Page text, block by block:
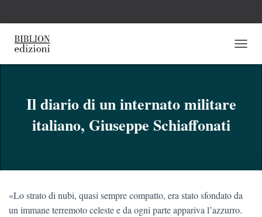
A
G
Il diario di un internato militare
italiano, Giuseppe Schiaffonati
«Lo strato di nubi, quasi sempre compatto, era stato sfondato da
un immane terremoto celeste e da ogni parte appariva l’azzurro.